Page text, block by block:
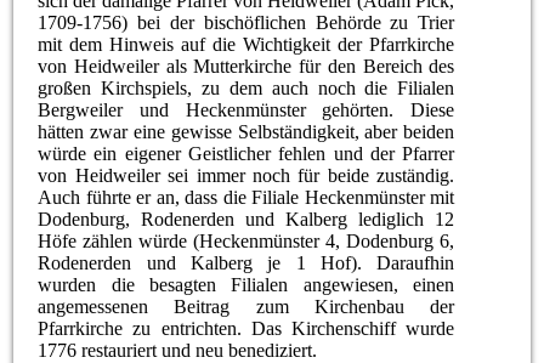
1709-1756) bei der bischöflichen Behörde zu Trier
mit dem Hinweis auf die Wichtigkeit der Pfarrkirche
von Heidweiler als Mutterkirche für den Bereich des
großen Kirchspiels, zu dem auch noch die Filialen
Bergweiler und Heckenmünster gehörten. Diese
hätten zwar eine gewisse Selbständigkeit, aber beiden
würde ein eigener Geistlicher fehlen und der Pfarrer
von Heidweiler sei immer noch für beide zuständig.
Auch führte er an, dass die Filiale Heckenmünster mit
Dodenburg, Rodenerden und Kalberg lediglich 12
Höfe zählen würde (Heckenmünster 4, Dodenburg 6,
Rodenerden und Kalberg je 1 Hof). Daraufhin
wurden die besagten Filialen angewiesen, einen
angemessenen Beitrag zum Kirchenbau der
Pfarrkirche zu entrichten. Das Kirchenschiff wurde
1776 restauriert und neu benediziert.